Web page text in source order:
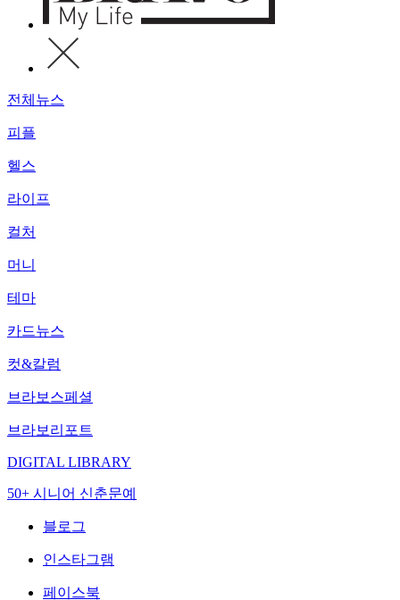
전체뉴스
피플
헬스
라이프
컬처
머니
테마
카드뉴스
컷&칼럼
브라보스페셜
브라보리포트
DIGITAL LIBRARY
50+ 시니어 신춘문예
블로그
인스타그램
페이스북